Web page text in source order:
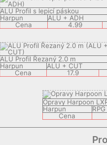
ALU Profil s lepicí páskou
Harpun
ALU + ADH
Cena
4.99
ALU Profil Řezaný 2.0 m
Harpun
ALU + CUT
Cena
17.9
Opravy Harpoon
Harpun
Cena